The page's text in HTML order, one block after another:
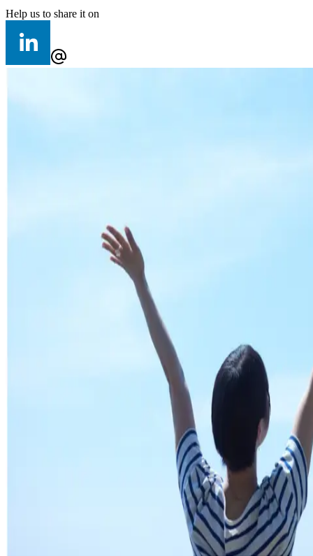
Help us to share it on